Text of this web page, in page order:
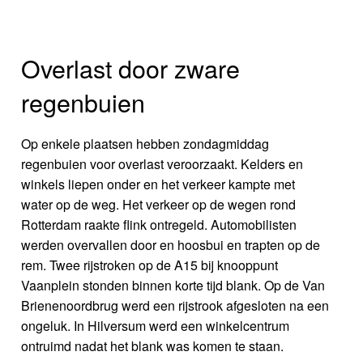
Overlast door zware
regenbuien
Op enkele plaatsen hebben zondagmiddag
regenbuien voor overlast veroorzaakt. Kelders en
winkels liepen onder en het verkeer kampte met
water op de weg. Het verkeer op de wegen rond
Rotterdam raakte flink ontregeld. Automobilisten
werden overvallen door en hoosbui en trapten op de
rem. Twee rijstroken op de A15 bij knooppunt
Vaanplein stonden binnen korte tijd blank. Op de Van
Brienenoordbrug werd een rijstrook afgesloten na een
ongeluk. In Hilversum werd een winkelcentrum
ontruimd nadat het blank was komen te staan.